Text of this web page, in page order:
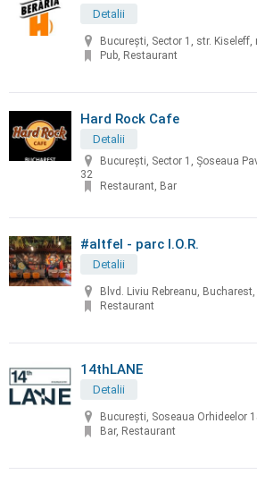
Detalii
București, Sector 1, str. Kiseleff,
Pub, Restaurant
Hard Rock Cafe
Detalii
Bucureşti, Sector 1, Șoseaua
32
Restaurant, Bar
#altfel - parc I.O.R.
Detalii
Blvd. Liviu Rebreanu,
Restaurant
14thLANE
Detalii
București, Soseaua Orhideelor
Bar, Restaurant